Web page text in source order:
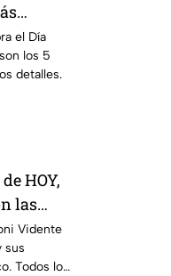
el Día
los 5
detalles.
HOY,
las
Vidente
sus
Todos los